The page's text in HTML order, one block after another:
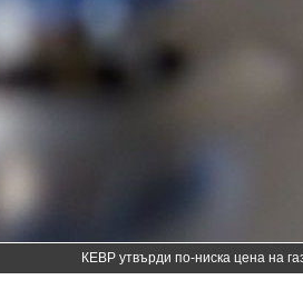
КЕВР утвърди по-ниска цена на